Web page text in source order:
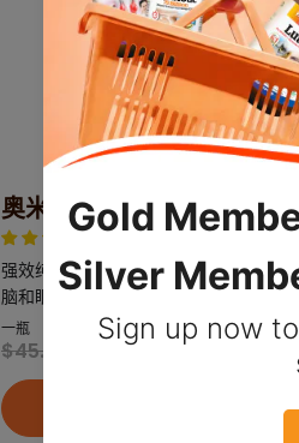
奥米加-3 鱼油
10 条评论
强效纯净的 Omega-3 有益于心脏、大
脑和眼睛的健康
一瓶
$45.00 $30.15